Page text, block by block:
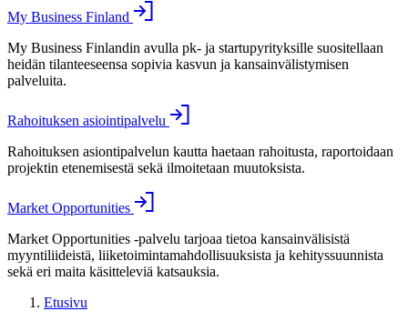
My Business Finland
My Business Finlandin avulla pk- ja startupyrityksille suositellaan
heidän tilanteeseensa sopivia kasvun ja kansainvälistymisen
palveluita.
Rahoituksen asiointipalvelu
Rahoituksen asiontipalvelun kautta haetaan rahoitusta, raportoidaan
projektin etenemisestä sekä ilmoitetaan muutoksista.
Market Opportunities
Market Opportunities -palvelu tarjoaa tietoa kansainvälisistä
myyntiliideistä, liiketoimintamahdollisuuksista ja kehityssuunnista
sekä eri maita käsitteleviä katsauksia.
Etusivu